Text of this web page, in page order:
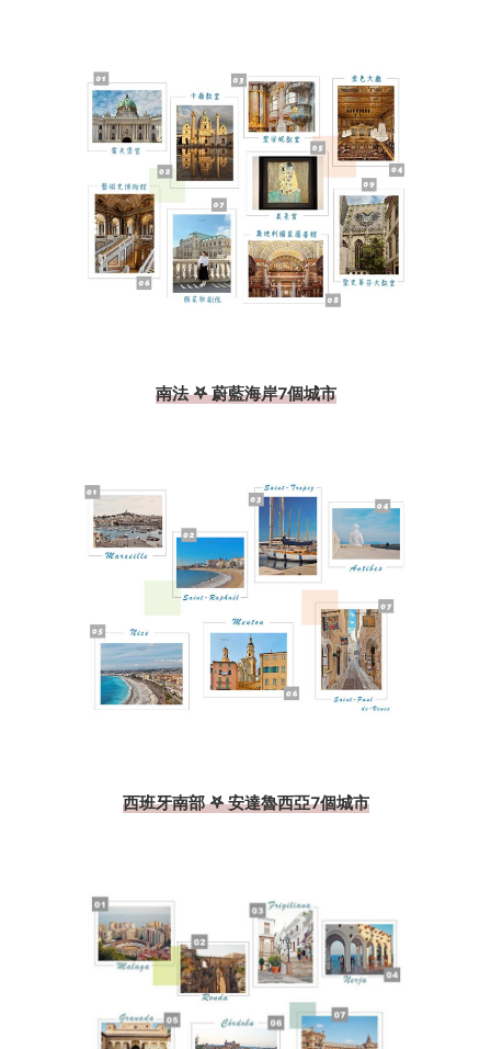
南法 𖤐 蔚藍海岸7個城市
西班牙南部 𖤐 安達魯西亞7個城市